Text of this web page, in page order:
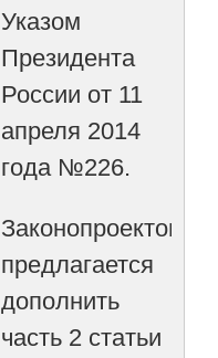
Указом
Президента
России от 11
апреля 2014
года №226.
Законопроектом
предлагается
дополнить
часть 2 статьи